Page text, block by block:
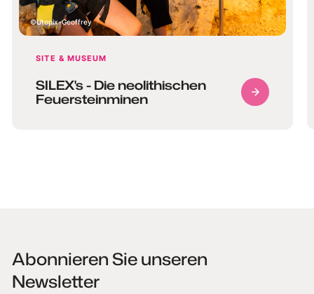
Utopix-Geoffrey
SITE & MUSEUM
SILEX's - Die neolithischen
Feuersteinminen
Abonnieren Sie unseren
Newsletter